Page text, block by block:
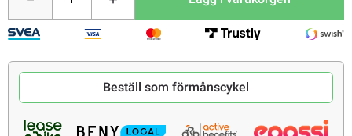
Beställ som förmånscykel